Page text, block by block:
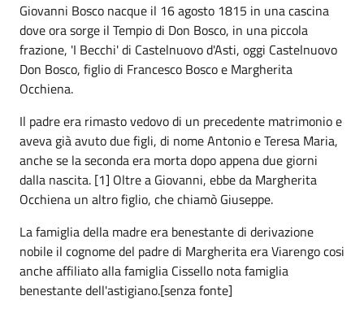
Giovanni Bosco nacque il 16 agosto 1815 in una cascina
dove ora sorge il Tempio di Don Bosco, in una piccola
frazione, 'I Becchi' di Castelnuovo d'Asti, oggi Castelnuovo
Don Bosco, figlio di Francesco Bosco e Margherita
Occhiena.
Il padre era rimasto vedovo di un precedente matrimonio e
aveva già avuto due figli, di nome Antonio e Teresa Maria,
anche se la seconda era morta dopo appena due giorni
dalla nascita. [1] Oltre a Giovanni, ebbe da Margherita
Occhiena un altro figlio, che chiamò Giuseppe.
La famiglia della madre era benestante di derivazione
nobile il cognome del padre di Margherita era Viarengo cosi
anche affiliato alla famiglia Cissello nota famiglia
benestante dell'astigiano.[senza fonte]